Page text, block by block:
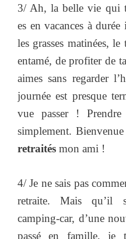
3/ Ah, la belle vie qui
es en vacances à
les grasses matinées,
entamé, de profiter de
aimes sans regarder
journée est presque
vue passer !
simplement.
retraités mon ami !
4/ Je ne sais pas
retraite. Mais qu’il
camping-car, d’une
passé en famille, je